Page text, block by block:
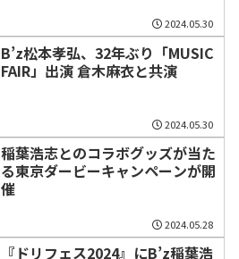
2024.05.30
B’z松本孝弘、32年ぶり「MUSIC
FAIR」出演 倉木麻衣と共演
2024.05.30
稲葉浩志とのコラボグッズが当た
る東京ダービーキャンペーンが開
催
2024.05.28
『ドリフェス2024』にB’z稲葉浩